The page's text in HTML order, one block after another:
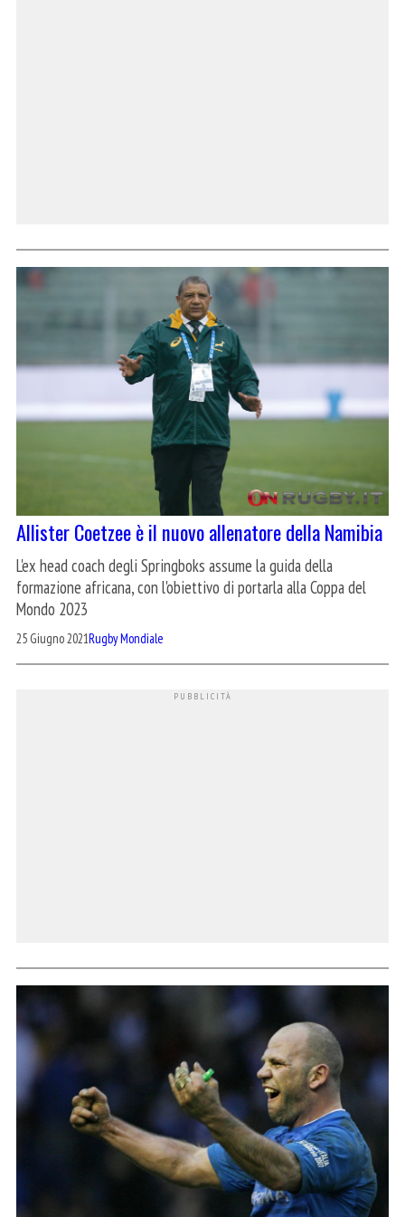
Allister Coetzee è il nuovo allenatore della Namibia
L'ex head coach degli Springboks assume la guida della
formazione africana, con l'obiettivo di portarla alla Coppa del
Mondo 2023
25 Giugno 2021Rugby Mondiale